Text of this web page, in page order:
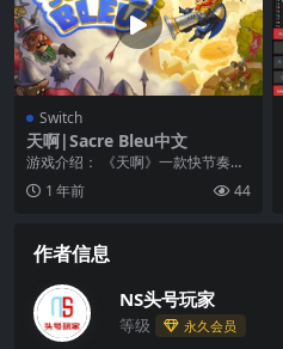
Switch
天啊|Sacre Bleu中文
游戏介绍： 《天啊》一款快节奏、
子弹时间动作平台游戏，具有速度
奔跑和革命性的天赋...
1 年前 44
作者信息
NS头号玩家
等级 永久会员